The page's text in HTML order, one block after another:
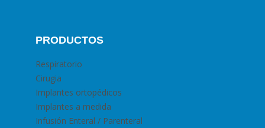
PRODUCTOS
Respiratorio
Cirugia
Implantes ortopédicos
Implantes a medida
Infusión Enteral / Parenteral